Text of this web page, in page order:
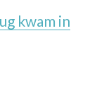
kwam in